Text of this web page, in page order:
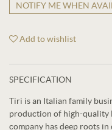
NOTIFY ME WHEN
Add to wishlist
SPECIFICATION
Tiri is an Italian family
production of high-quality
company has deep roots